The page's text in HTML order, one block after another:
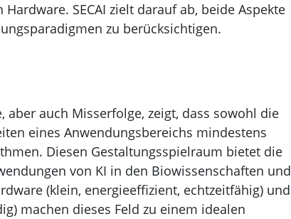
SECAI zielt darauf ab, beide Aspekte
zu berücksichtigen.
auch Misserfolge, zeigt, dass sowohl die
eines Anwendungsbereichs mindestens
Diesen Gestaltungsspielraum bietet die
von KI in den Biowissenschaften und
(klein, energieeffizient, echtzeitfähig) und
machen dieses Feld zu einem idealen